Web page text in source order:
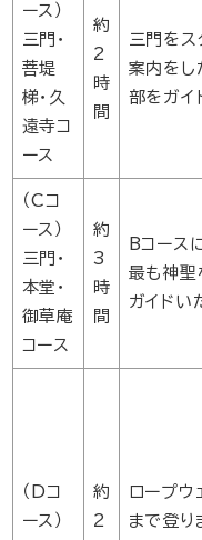
ース）
三門・
菩堤
梯・久
遠寺コ
ース
約
2
時
間
三門をス
案内をし
部をガイ
（Cコ
ース）
三門・
本堂・
御草庵
コース
約
3
時
間
Bコース
最も神聖
ガイドい
（Dコ
ース）
約
2
ロープ
まで登り